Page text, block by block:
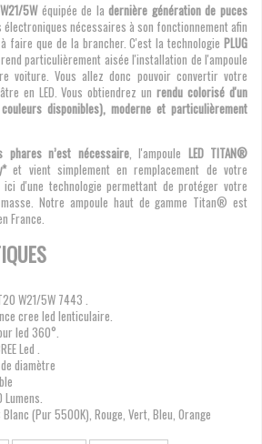
5W équipée de ladernière génération de puces
électroniques nécessaires à son fonctionnement afin
faire que de la brancher. C'est la technologie PLUG
particulièrement aisée l'installation de l'ampoule
voiture. Vous allez donc pouvoir convertir votre
en LED. Vous obtiendrez unrendu colorisé d'un
disponibles), moderne et particulièrement
phares n’est nécessaire, l'ampoule LED TITAN®
et vient simplement en remplacement de votre
d'une technologie permettant de protéger votre
Notre ampoule haut de gamme Titan® est
France.
W21/5W 7443 .
cree led lenticulaire.
led 360°.
Led .
diamètre
Lumens.
(Pur 5500K), Rouge, Vert, Bleu, Orange